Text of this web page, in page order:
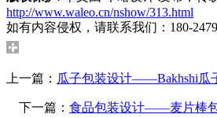
http://www.waleo.cn/nshow/313.html
如有内容侵权，请联系我们：180-
上一篇： 瓜子包装设计——Bakhshi瓜
下一篇： 食品包装设计——麦片棒